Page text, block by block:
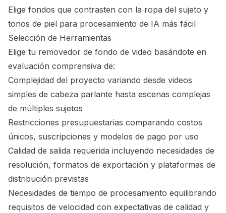
Elige fondos que contrasten con la ropa del sujeto y
tonos de piel para procesamiento de IA más fácil
Selección de Herramientas
Elige tu removedor de fondo de video basándote en
evaluación comprensiva de:
Complejidad del proyecto variando desde videos
simples de cabeza parlante hasta escenas complejas
de múltiples sujetos
Restricciones presupuestarias comparando costos
únicos, suscripciones y modelos de pago por uso
Calidad de salida requerida incluyendo necesidades de
resolución, formatos de exportación y plataformas de
distribución previstas
Necesidades de tiempo de procesamiento equilibrando
requisitos de velocidad con expectativas de calidad y